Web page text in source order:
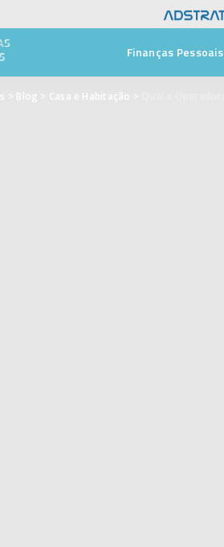
Finanças Pessoais
> Blog > Casa e Habitação >